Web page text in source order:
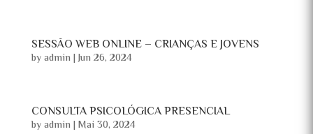
SESSÃO WEB ONLINE – CRIANÇAS E JOVENS
byadmin |Jun 26, 2024
CONSULTA PSICOLÓGICA PRESENCIAL
byadmin | Mai 30, 2024